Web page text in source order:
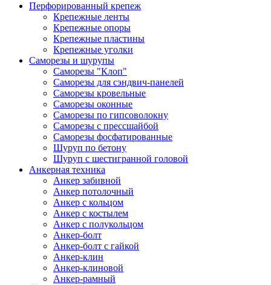
Перфорированный крепеж
Крепежные ленты
Крепежные опоры
Крепежные пластины
Крепежные уголки
Саморезы и шурупы
Саморезы "Клоп"
Саморезы для сэндвич-панелей
Саморезы кровельные
Саморезы оконные
Саморезы по гипсоволокну
Саморезы с прессшайбой
Саморезы фосфатированные
Шуруп по бетону
Шуруп с шестигранной головой
Анкерная техника
Анкер забивной
Анкер потолочный
Анкер с кольцом
Анкер с костылем
Анкер с полукольцом
Анкер-болт
Анкер-болт с гайкой
Анкер-клин
Анкер-клиновой
Анкер-рамный